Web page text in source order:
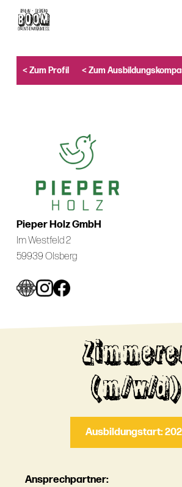
content
< Zum Profil < Zum
Pieper Holz GmbH
Im Westfeld 2
59939 Olsberg
(m/w/d)
Ausbildungstart:
Ansprechpartner: